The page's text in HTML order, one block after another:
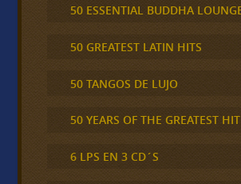
50 ESSENTIAL BUDDHA
50 GREATEST LATIN HITS
50 TANGOS DE LUJO
50 YEARS OF THE GREATEST
6 LPS EN 3 CD´S